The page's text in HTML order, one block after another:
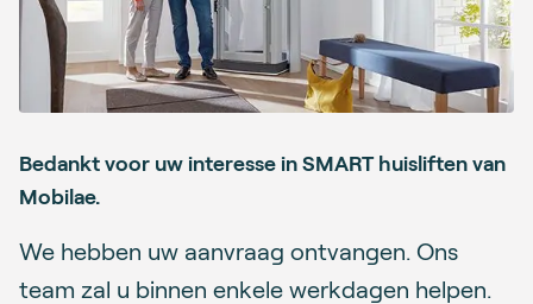
Bedankt voor uw interesse in SMART huisliften van
Mobilae.
We hebben uw aanvraag ontvangen. Ons
team zal u binnen enkele werkdagen helpen.